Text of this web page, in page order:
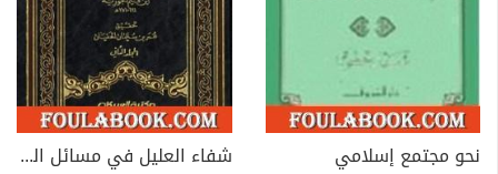
نحو مجتمع إسلامي
شفاء العليل في مسائل القضاء والقدر والحكمة والتعليل